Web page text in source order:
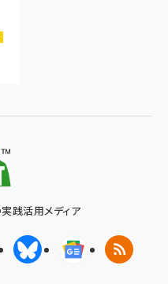
践活用メディア
エックス)BlueskyGoogleニュ
RSS